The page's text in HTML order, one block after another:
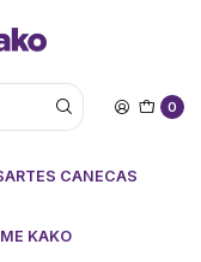
0
ARTES CANECAS
KAKO